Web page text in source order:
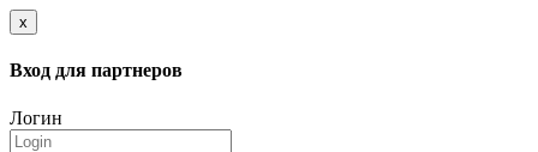
x
Вход для партнеров
Логин